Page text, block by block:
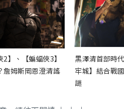
】、【蝙蝠俠3】
詹姆斯岡恩澄清謠
黑澤清首部時
牢城】結合戰
謎